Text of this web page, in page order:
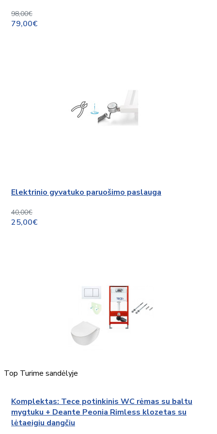
98,00€
79,00€
Elektrinio gyvatuko paruošimo paslauga
40,00€
25,00€
Top Turime sandėlyje
Komplektas: Tece potinkinis WC rėmas su baltu
mygtuku + Deante Peonia Rimless klozetas su
lėtaeigiu dangčiu